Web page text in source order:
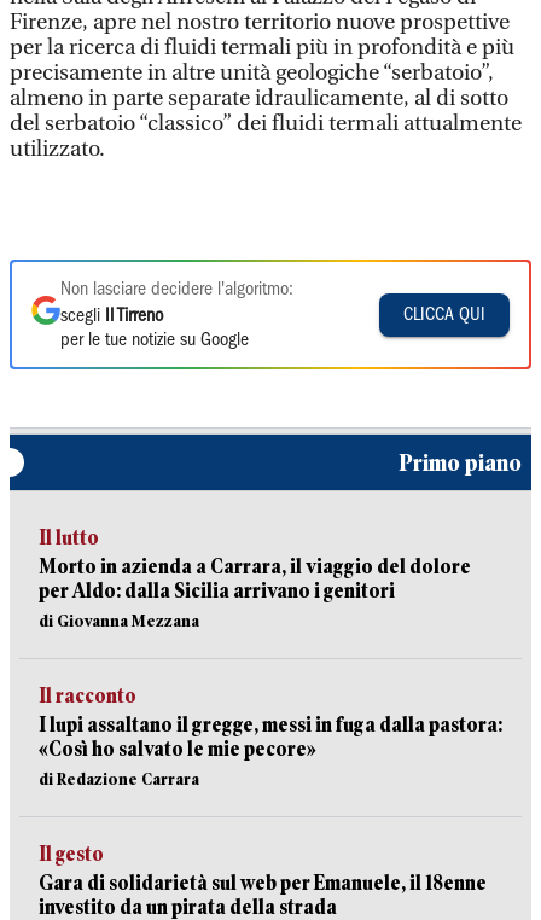
Firenze, apre nel nostro territorio nuove prospettive
per la ricerca di fluidi termali più in profondità e più
precisamente in altre unità geologiche “serbatoio”,
almeno in parte separate idraulicamente, al di sotto
del serbatoio “classico” dei fluidi termali attualmente
utilizzato.
Non lasciare decidere l'algoritmo:
scegli
Il Tirreno
per le tue notizie su Google
CLICCA QUI
Primo piano
Il lutto
Morto in azienda a Carrara, il viaggio del dolore
per Aldo: dalla Sicilia arrivano i genitori
di Giovanna Mezzana
Il racconto
I lupi assaltano il gregge, messi in fuga dalla pastora:
«Così ho salvato le mie pecore»
di Redazione Carrara
Il gesto
Gara di solidarietà sul web per Emanuele, il 18enne
investito da un pirata della strada